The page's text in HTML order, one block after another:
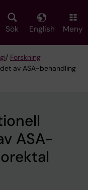
Sök English Meny
/ Forskning
av ASA-behandling
ASA-